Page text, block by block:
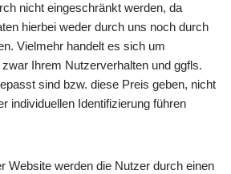
nicht eingeschränkt werden, da
hierbei weder durch uns noch durch
Vielmehr handelt es sich um
Ihrem Nutzerverhalten und ggfls.
sind bzw. diese Preis geben, nicht
individuellen Identifizierung führen
Website werden die Nutzer durch einen